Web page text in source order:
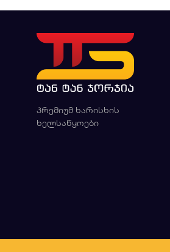
პრემიუმ ხარისხის
ხელსაწყოები